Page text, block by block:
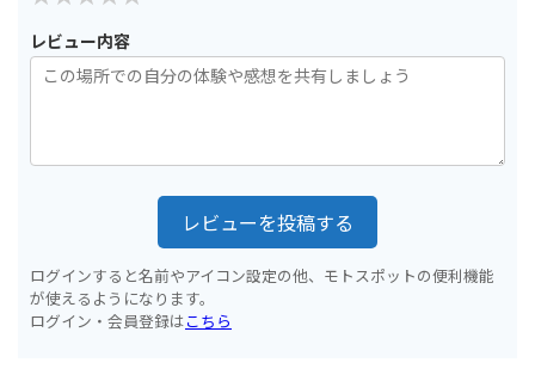
レビュー内容
レビューを投稿する
ログインすると名前やアイコン設定の他、モトスポットの便利機能
が使えるようになります。
ログイン・会員登録はこちら